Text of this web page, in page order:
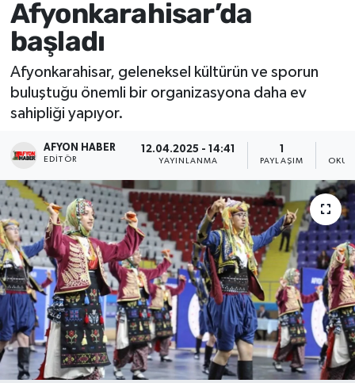
Afyonkarahisar’da
başladı
Afyonkarahisar, geleneksel kültürün ve sporun
buluştuğu önemli bir organizasyona daha ev
sahipliği yapıyor.
AFYON HABER
EDITÖR
12.04.2025 - 14:41
YAYINLANMA PAYLAŞIM
Sivil Toplum
Ekonomi
Magazin
Etkinlikler